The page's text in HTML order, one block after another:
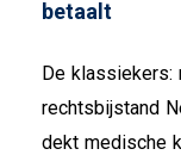
betaalt
De klassiekers:
rechtsbijstand
dekt medische